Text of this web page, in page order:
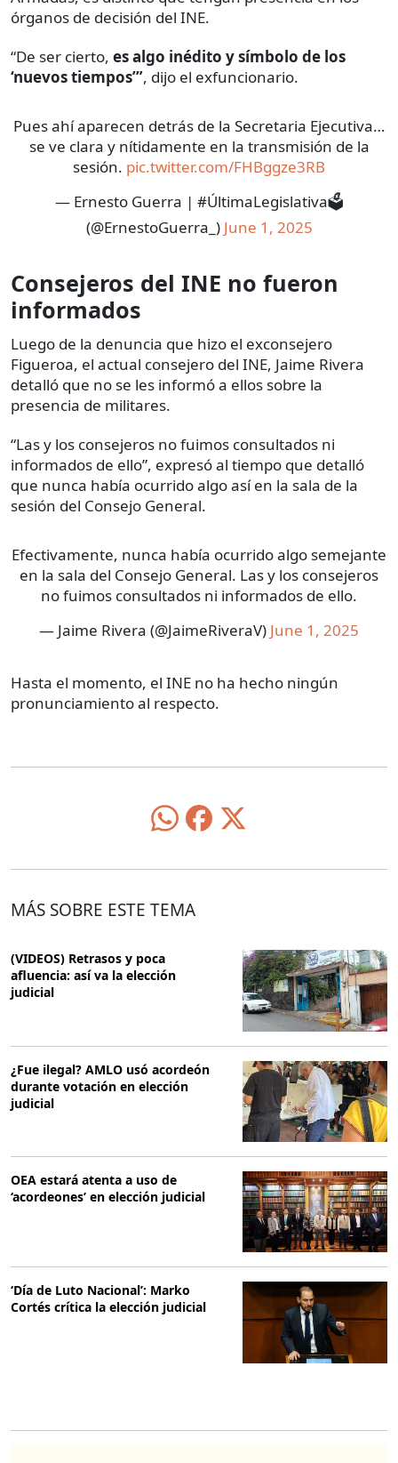
órganos de decisión del INE.
“De ser cierto, es algo inédito y símbolo de los
‘nuevos tiempos’”, dijo el exfuncionario.
Pues ahí aparecen detrás de la Secretaria Ejecutiva…
se ve clara y nítidamente en la transmisión de la
sesión. pic.twitter.com/FHBggze3RB
— Ernesto Guerra | #ÚltimaLegislativa🗳️
(@ErnestoGuerra_) June 1, 2025
Consejeros del INE no fueron
informados
Luego de la denuncia que hizo el exconsejero
Figueroa, el actual consejero del INE, Jaime Rivera
detalló que no se les informó a ellos sobre la
presencia de militares.
“Las y los consejeros no fuimos consultados ni
informados de ello”, expresó al tiempo que detalló
que nunca había ocurrido algo así en la sala de la
sesión del Consejo General.
Efectivamente, nunca había ocurrido algo semejante
en la sala del Consejo General. Las y los consejeros
no fuimos consultados ni informados de ello.
— Jaime Rivera (@JaimeRiveraV) June 1, 2025
Hasta el momento, el INE no ha hecho ningún
pronunciamiento al respecto.
MÁS SOBRE ESTE TEMA
(VIDEOS) Retrasos y poca
afluencia: así va la elección
judicial
¿Fue ilegal? AMLO usó acordeón
durante votación en elección
judicial
OEA estará atenta a uso de
‘acordeones’ en elección judicial
‘Día de Luto Nacional’: Marko
Cortés crítica la elección judicial